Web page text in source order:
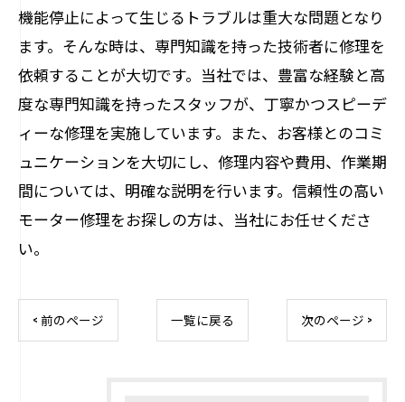
機能停止によって生じるトラブルは重大な問題となり
ます。そんな時は、専門知識を持った技術者に修理を
依頼することが大切です。当社では、豊富な経験と高
度な専門知識を持ったスタッフが、丁寧かつスピーデ
ィーな修理を実施しています。また、お客様とのコミ
ュニケーションを大切にし、修理内容や費用、作業期
間については、明確な説明を行います。信頼性の高い
モーター修理をお探しの方は、当社にお任せくださ
い。
< 前のページ 一覧に戻る 次のページ >